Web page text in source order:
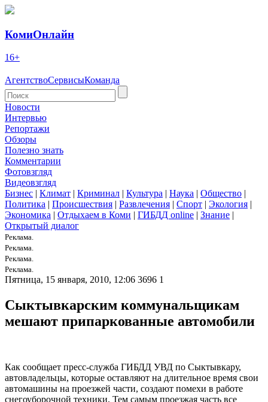
КомиОнлайн
16+
АгентствоСервисыКоманда
Новости
Интервью
Репортажи
Обзоры
Полезно знать
Комментарии
Фотовзгляд
Видеовзгляд
Бизнес | Климат | Криминал | Культура | Наука | Общество |
Политика | Происшествия | Развлечения | Спорт | Экология |
Экономика | Отдыхаем в Коми | ГИБДД online | Знание |
Открытый диалог
Реклама.
Реклама.
Реклама.
Реклама.
Пятница, 15 января, 2010, 12:06 3696 1
Сыктывкарским коммунальщикам
мешают припаркованные автомобили
Как сообщает пресс-служба ГИБДД УВД по Сыктывкару,
автовладельцы, которые оставляют на длительное время свои
автомашины на проезжей части, создают помехи в работе
снегоуборочной техники. Тем самым проезжая часть все